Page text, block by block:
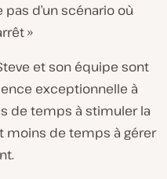
d’un scénario où
»
et son équipe sont
exceptionnelle à
de temps à stimuler la
moins de temps à gérer